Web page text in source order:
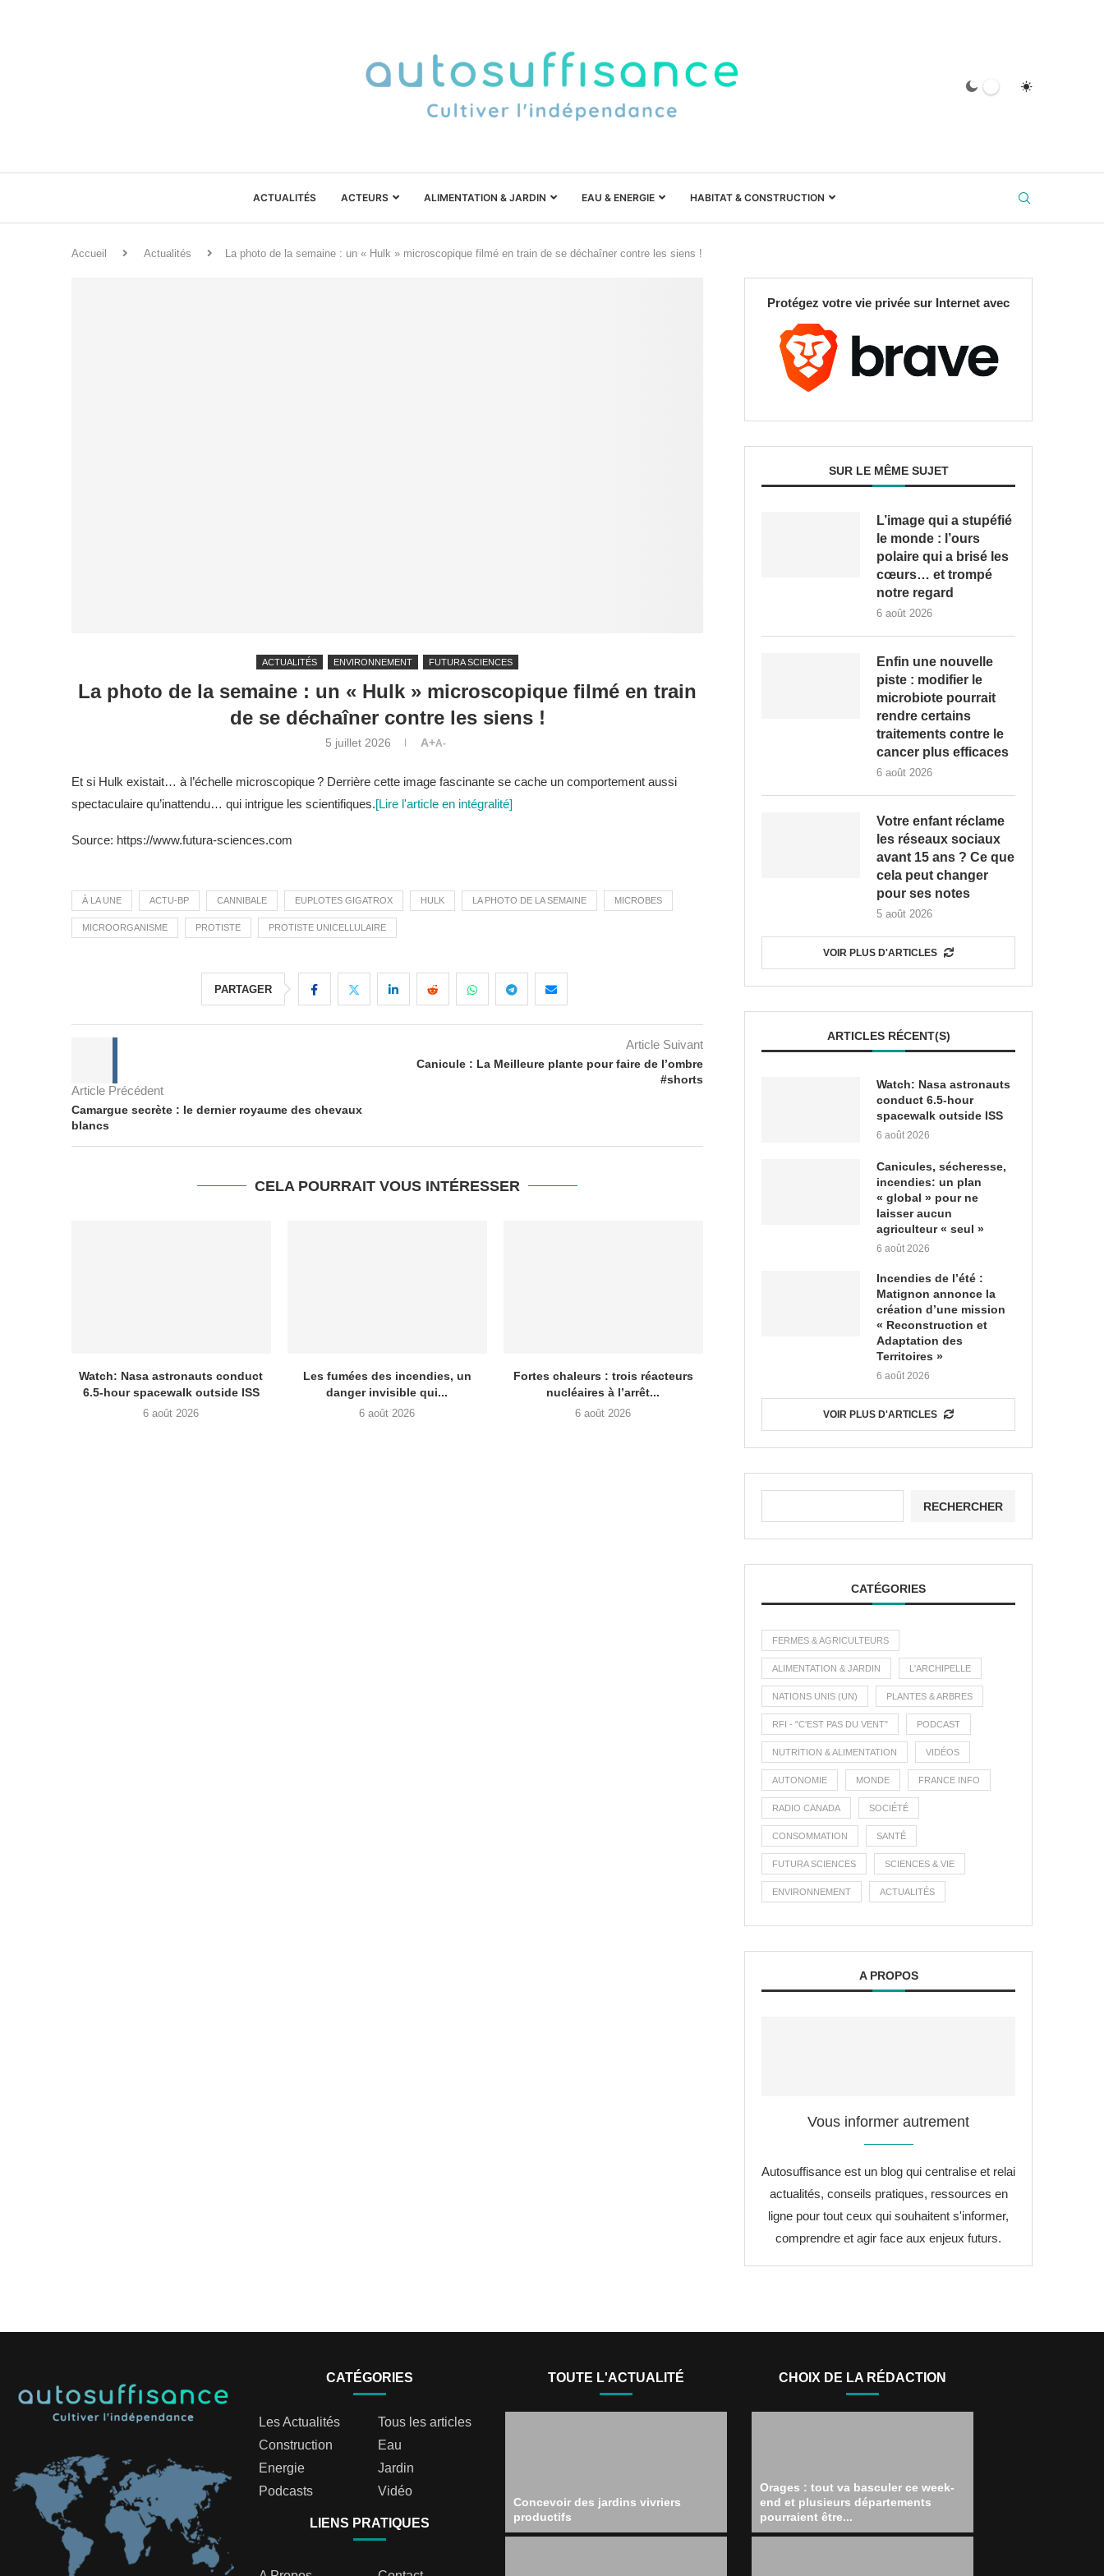
ACTUALITÉS ACTEURS ALIMENTATION & JARDIN EAU & ENERGIE HABITAT & CONSTRUCTION
Accueil Actualités La photo de la semaine : un « Hulk » microscopique filmé en train de se déchaîner contre les siens !
ACTUALITÉS ENVIRONNEMENT FUTURA SCIENCES
La photo de la semaine : un « Hulk » microscopique filmé en train
de se déchaîner contre les siens !
5 juillet 2026 A+A-
Et si Hulk existait… à l’échelle microscopique ? Derrière cette image fascinante se cache un comportement aussi
spectaculaire qu’inattendu… qui intrigue les scientifiques.[Lire l'article en intégralité]
Source: https://www.futura-sciences.com
À LA UNE ACTU-BP CANNIBALE EUPLOTES GIGATROX HULK LA PHOTO DE LA SEMAINE MICROBES
MICROORGANISME PROTISTE PROTISTE UNICELLULAIRE
PARTAGER
Article Précédent
Camargue secrète : le dernier royaume des chevaux
blancs
Article Suivant
Canicule : La Meilleure plante pour faire de l’ombre
#shorts
CELA POURRAIT VOUS INTÉRESSER
Watch: Nasa astronauts conduct
6.5-hour spacewalk outside ISS
6 août 2026
Les fumées des incendies, un
danger invisible qui...
6 août 2026
Fortes chaleurs : trois réacteurs
nucléaires à l’arrêt...
6 août 2026
Protégez votre vie privée sur Internet avec
SUR LE MÊME SUJET
L’image qui a stupéfié
le monde : l’ours
polaire qui a brisé les
cœurs… et trompé
notre regard
6 août 2026
Enfin une nouvelle
piste : modifier le
microbiote pourrait
rendre certains
traitements contre le
cancer plus efficaces
6 août 2026
Votre enfant réclame
les réseaux sociaux
avant 15 ans ? Ce que
cela peut changer
pour ses notes
5 août 2026
VOIR PLUS D'ARTICLES
ARTICLES RÉCENT(S)
Watch: Nasa astronauts
conduct 6.5-hour
spacewalk outside ISS
6 août 2026
Canicules, sécheresse,
incendies: un plan
« global » pour ne
laisser aucun
agriculteur « seul »
6 août 2026
Incendies de l’été :
Matignon annonce la
création d’une mission
« Reconstruction et
Adaptation des
Territoires »
6 août 2026
VOIR PLUS D'ARTICLES
RECHERCHER
CATÉGORIES
FERMES & AGRICULTEURS
ALIMENTATION & JARDIN L'ARCHIPELLE
NATIONS UNIS (UN) PLANTES & ARBRES
RFI - "C'EST PAS DU VENT" PODCAST
NUTRITION & ALIMENTATION VIDÉOS
AUTONOMIE MONDE FRANCE INFO
RADIO CANADA SOCIÉTÉ
CONSOMMATION SANTÉ
FUTURA SCIENCES SCIENCES & VIE
ENVIRONNEMENT ACTUALITÉS
A PROPOS
Vous informer autrement
Autosuffisance est un blog qui centralise et relai
actualités, conseils pratiques, ressources en
ligne pour tout ceux qui souhaitent s'informer,
comprendre et agir face aux enjeux futurs.
CATÉGORIES
Les Actualités
Tous les articles
Construction
Eau
Energie
Jardin
Podcasts
Vidéo
LIENS PRATIQUES
TOUTE L'ACTUALITÉ
Concevoir des jardins vivriers
productifs
CHOIX DE LA RÉDACTION
Orages : tout va basculer ce week-
end et plusieurs départements
pourraient être...